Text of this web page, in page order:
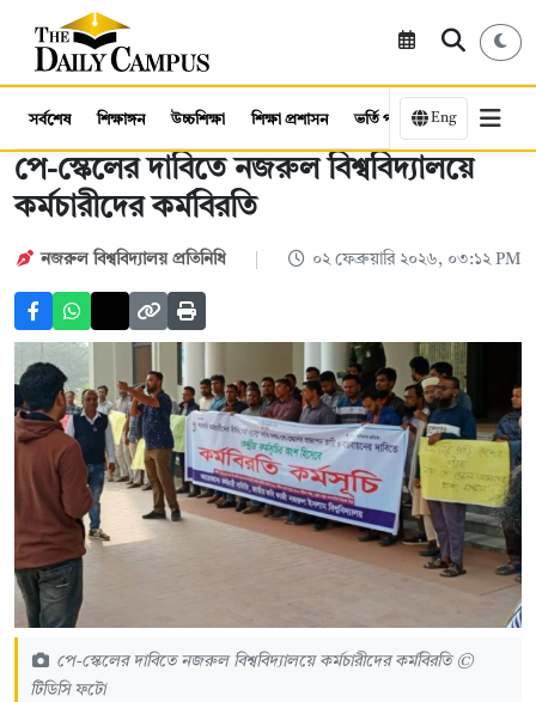
সর্বশেষ শিক্ষাঙ্গন উচ্চশিক্ষা শিক্ষা প্রশাসন ভর্তি পরীক্ষা কর্মসংস্থান
Eng
পে-স্কেলের দাবিতে নজরুল বিশ্ববিদ্যালয়ে
কর্মচারীদের কর্মবিরতি
নজরুল বিশ্ববিদ্যালয় প্রতিনিধি ০২ ফেব্রুয়ারি ২০২৬, ০৩:১২ PM
পে-স্কেলের দাবিতে নজরুল বিশ্ববিদ্যালয়ে কর্মচারীদের কর্মবিরতি ©
টিডিসি ফটো